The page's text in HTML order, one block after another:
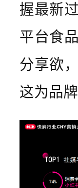
握最新
平台食
分享欲
这为品